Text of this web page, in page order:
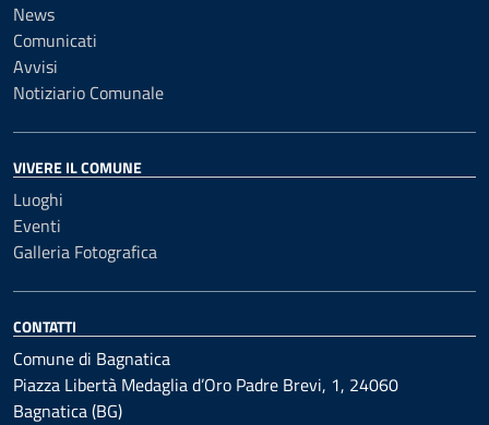
News
Comunicati
Avvisi
Notiziario Comunale
VIVERE IL COMUNE
Luoghi
Eventi
Galleria Fotografica
CONTATTI
Comune di Bagnatica
Piazza Libertà Medaglia d’Oro Padre Brevi, 1, 24060
Bagnatica (BG)